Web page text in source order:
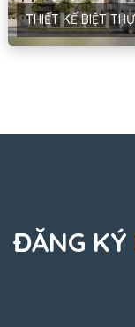
ĐĂNG KÝ